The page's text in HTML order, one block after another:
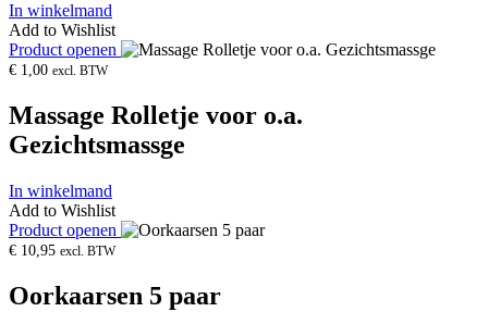
In winkelmand
Add to Wishlist
Product openen
€ 1,00 excl. BTW
Massage Rolletje voor o.a.
Gezichtsmassge
In winkelmand
Add to Wishlist
Product openen
€ 10,95 excl. BTW
Oorkaarsen 5 paar